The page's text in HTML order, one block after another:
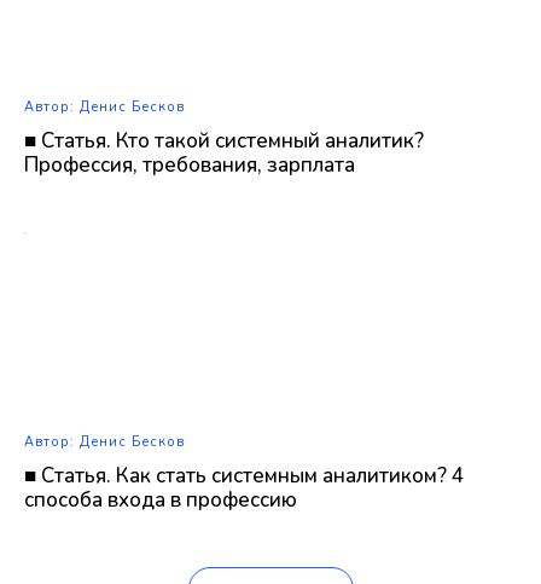
Автор: Денис Бесков
■ Статья. Кто такой системный аналитик?
Профессия, требования, зарплата
Автор: Денис Бесков
■ Статья. Как стать системным аналитиком? 4
способа входа в профессию